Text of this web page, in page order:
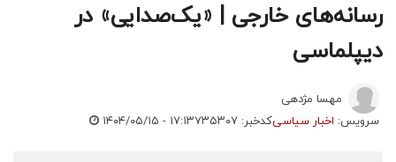
رسانه‌های خارجی | «یک‌صدایی» در
دیپلماسی
مهسا مژدهی
سرویس: اخبار سیاسیکدخبر: ۷۳۵۳۰۷ ۱۴۰۴/۰۵/۱۵ - ۱۷:۱۳